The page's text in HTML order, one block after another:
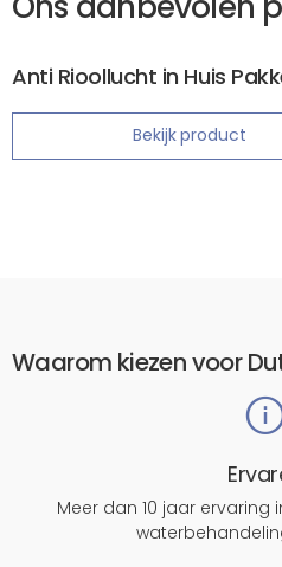
Anti Rioollucht in Huis
Bekijk product
Waarom kiezen voor
Meer dan 10 jaar